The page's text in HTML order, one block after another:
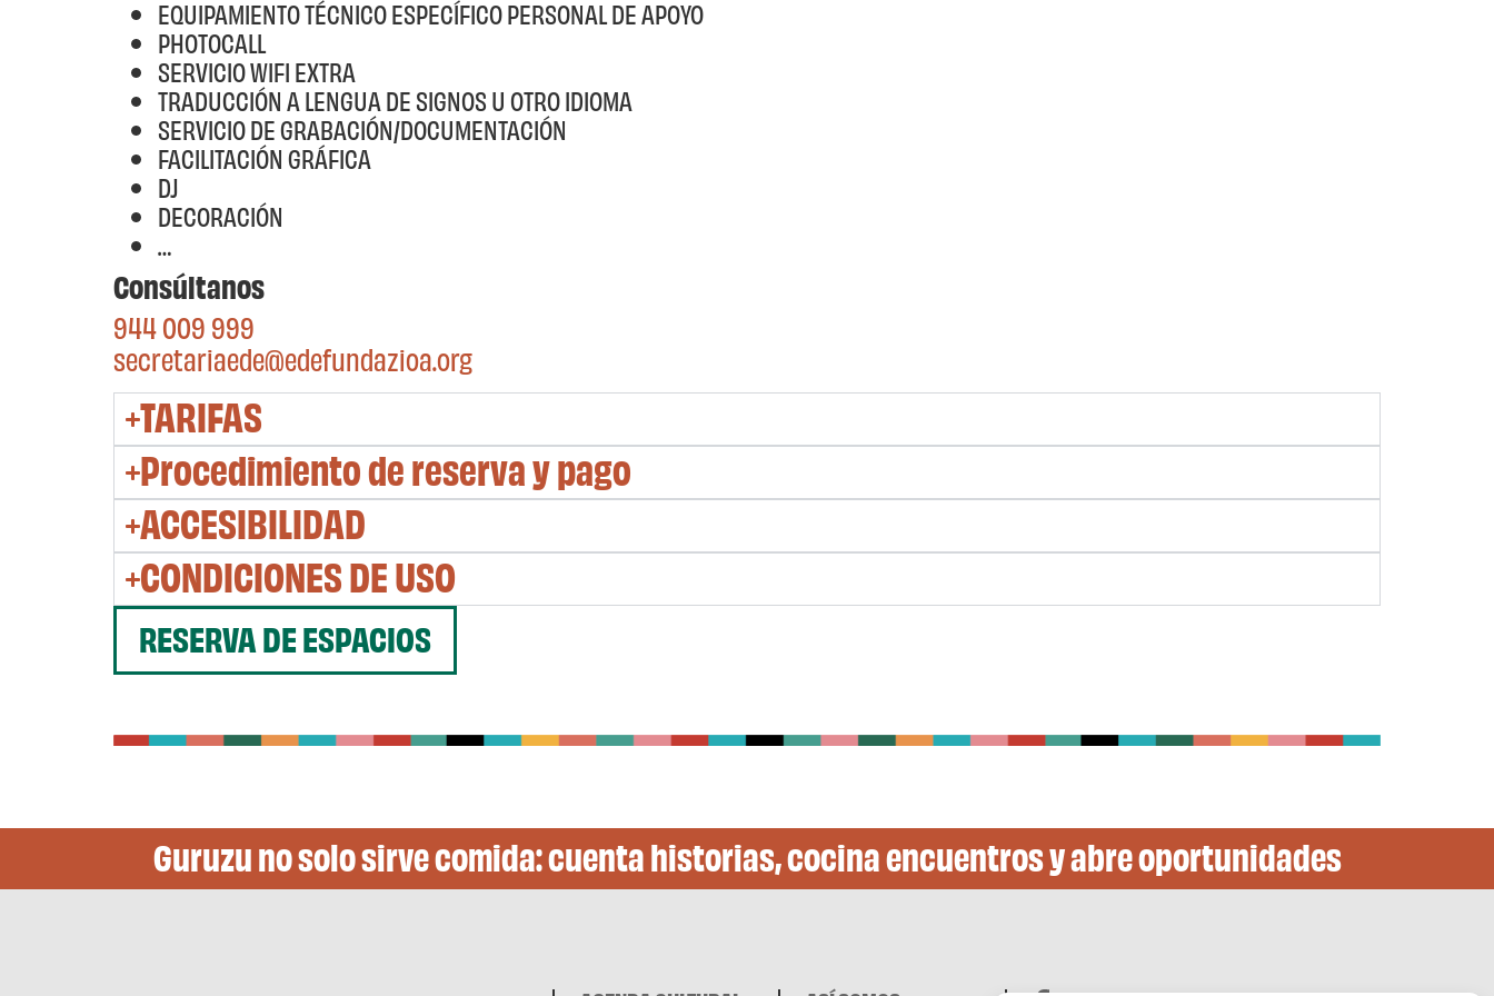
EQUIPAMIENTO TÉCNICO ESPECÍFICO PERSONAL DE APOYO
PHOTOCALL
SERVICIO WIFI EXTRA
TRADUCCIÓN A LENGUA DE SIGNOS U OTRO IDIOMA
SERVICIO DE GRABACIÓN/DOCUMENTACIÓN
FACILITACIÓN GRÁFICA
DJ
DECORACIÓN
…
Consúltanos
944 009 999
secretariaede@edefundazioa.org
TARIFAS
Procedimiento de reserva y pago
ACCESIBILIDAD
CONDICIONES DE USO
RESERVA DE ESPACIOS
Guruzu no solo sirve comida: cuenta historias, cocina encuentros y abre oportunidades​